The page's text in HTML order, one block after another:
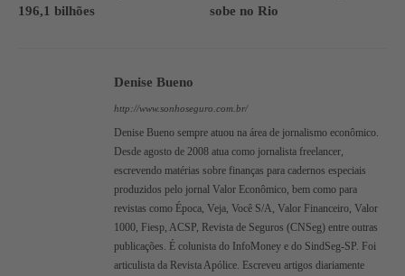
196,1 bilhões
sobe no Rio
Denise Bueno
http://www.sonhoseguro.com.br/
Denise Bueno sempre atuou na área de jornalismo econômico.
Desde agosto de 2008 atua como jornalista freelancer,
escrevendo matérias sobre finanças para cadernos especiais
produzidos pelo jornal Valor Econômico, bem como para
revistas como Época, Veja, Você S/A, Valor Financeiro, Valor
1000, Fiesp, ACSP, Revista de Seguros (CNSeg) entre outras
publicações. É colunista do InfoMoney e do SindSeg-SP. Foi
articulista da Revista Apólice. Escreveu artigos diariamente